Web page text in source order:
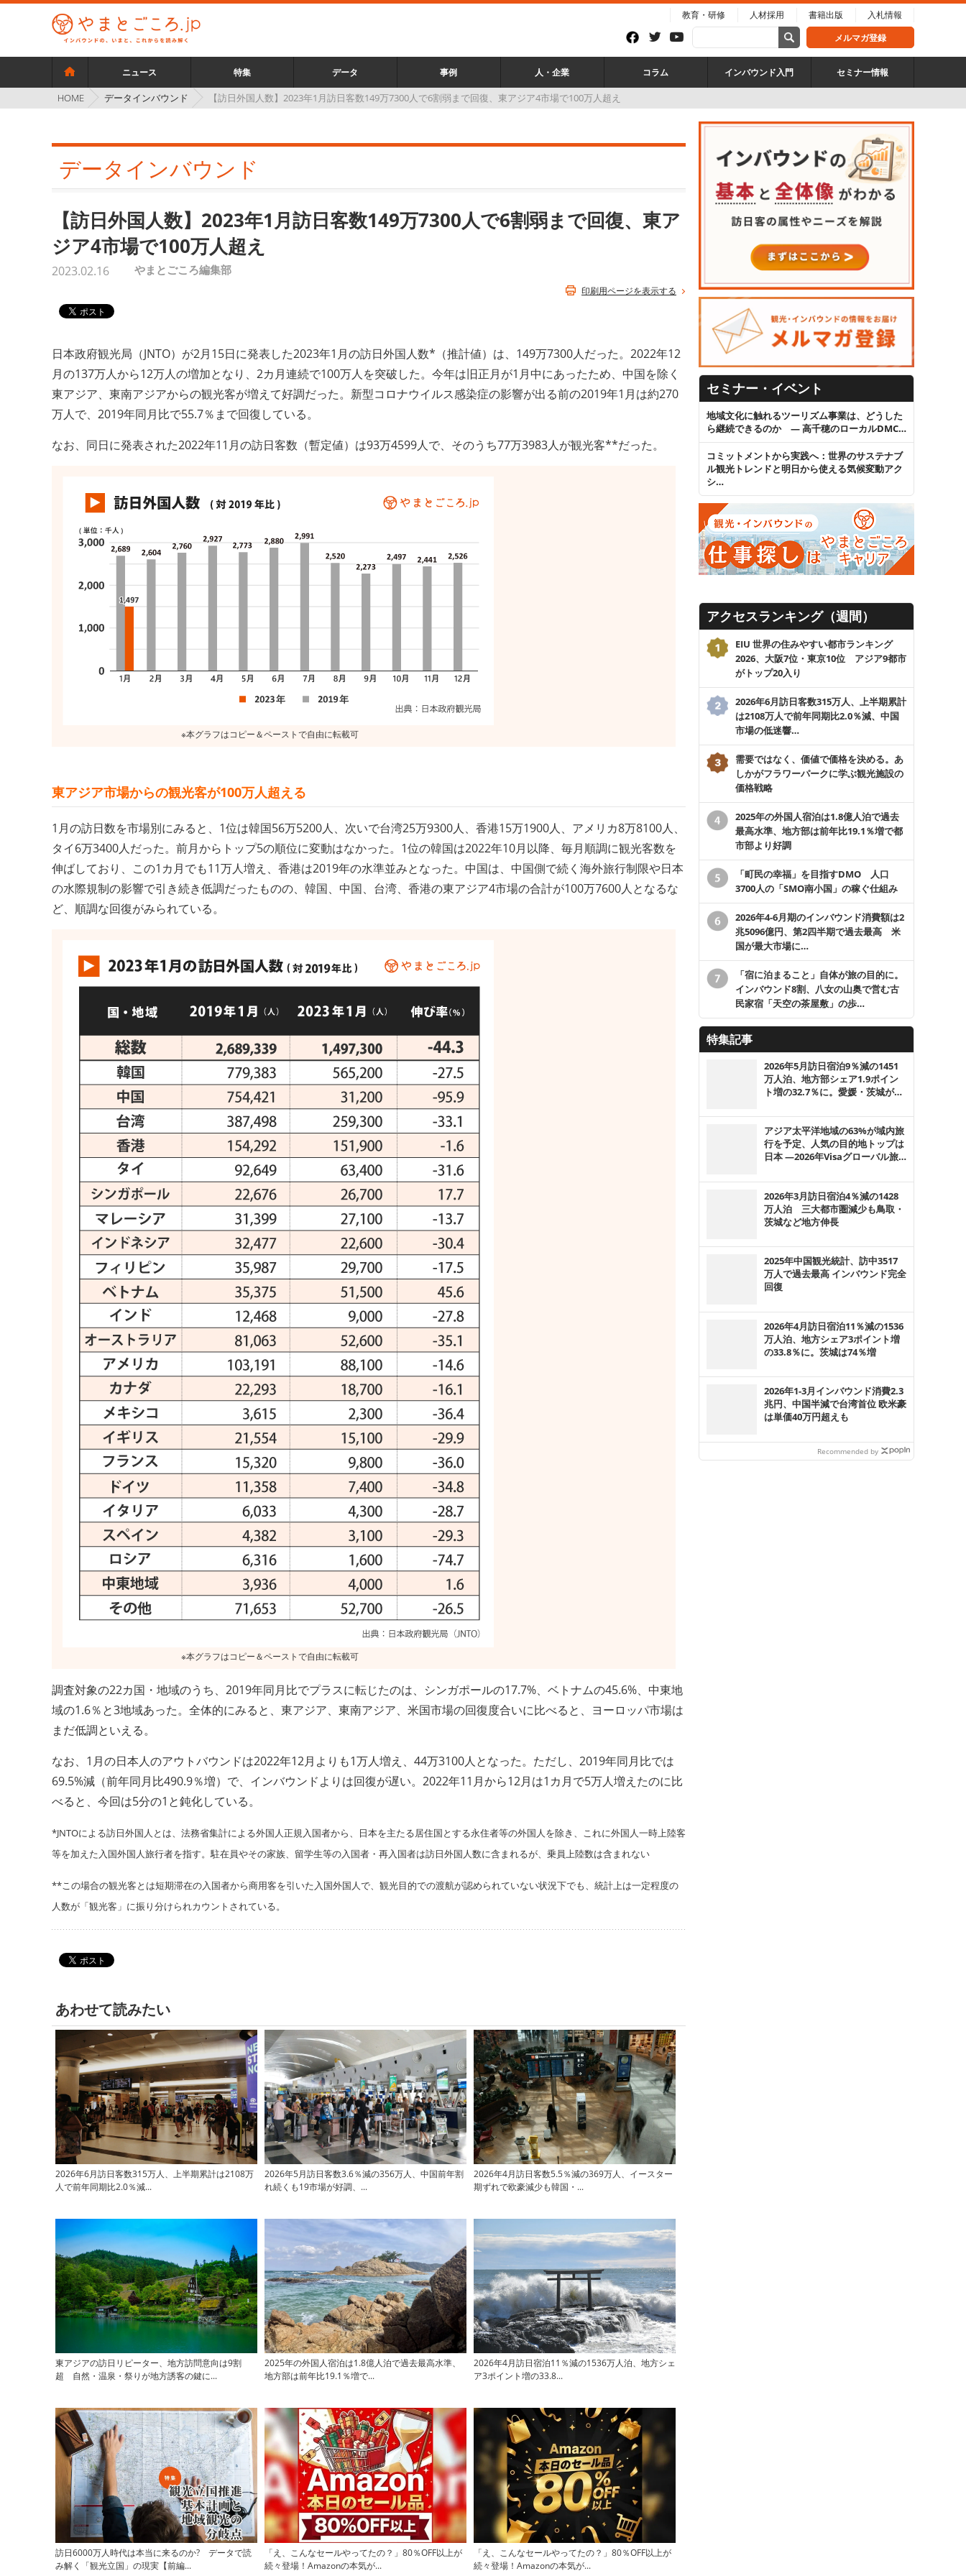
教育・研修 人材採用 書籍出版
入札情報
メルマガ登録
ニュース 特集 データ 事例 人・企業 コラム インバウンド入門 セミナー情報
HOME データインバウンド 【訪日外国人数】2023年1月訪日客数149万7300人で6割弱まで回復、東アジア4市場で100万人超え
データインバウンド
【訪日外国人数】2023年1月訪日客数149万7300人で6割弱まで回復、東ア
ジア4市場で100万人超え
2023.02.16 やまとごころ編集部
印刷用ページを表示する
日本政府観光局（JNTO）が2月15日に発表した2023年1月の訪日外国人数*（推計値）は、149万7300人だった。2022年12
月の137万人から12万人の増加となり、2カ月連続で100万人を突破した。今年は旧正月が1月中にあったため、中国を除く
東アジア、東南アジアからの観光客が増えて好調だった。新型コロナウイルス感染症の影響が出る前の2019年1月は約270
万人で、2019年同月比で55.7％まで回復している。
なお、同日に発表された2022年11月の訪日客数（暫定値）は93万4599人で、そのうち77万3983人が観光客**だった。
東アジア市場からの観光客が100万人超える
1月の訪日数を市場別にみると、1位は韓国56万5200人、次いで台湾25万9300人、香港15万1900人、アメリカ8万8100人、
タイ6万3400人だった。前月からトップ5の順位に変動はなかった。1位の韓国は2022年10月以降、毎月順調に観光客数を
伸ばしており、この1カ月でも11万人増え、香港は2019年の水準並みとなった。中国は、中国側で続く海外旅行制限や日本
の水際規制の影響で引き続き低調だったものの、韓国、中国、台湾、香港の東アジア4市場の合計が100万7600人となるな
ど、順調な回復がみられている。
調査対象の22カ国・地域のうち、2019年同月比でプラスに転じたのは、シンガポールの17.7%、ベトナムの45.6%、中東地
域の1.6％と3地域あった。全体的にみると、東アジア、東南アジア、米国市場の回復度合いに比べると、ヨーロッパ市場は
まだ低調といえる。
なお、1月の日本人のアウトバウンドは2022年12月よりも1万人増え、44万3100人となった。ただし、2019年同月比では
69.5%減（前年同月比490.9％増）で、インバウンドよりは回復が遅い。2022年11月から12月は1カ月で5万人増えたのに比
べると、今回は5分の1と鈍化している。
*JNTOによる訪日外国人とは、法務省集計による外国人正規入国者から、日本を主たる居住国とする永住者等の外国人を除き、これに外国人一時上陸客
等を加えた入国外国人旅行者を指す。駐在員やその家族、留学生等の入国者・再入国者は訪日外国人数に含まれるが、乗員上陸数は含まれない
**この場合の観光客とは短期滞在の入国者から商用客を引いた入国外国人で、観光目的での渡航が認められていない状況下でも、統計上は一定程度の
人数が「観光客」に振り分けられカウントされている。
あわせて読みたい
2026年6月訪日客数315万人、上半期累計は2108万
人で前年同期比2.0％減...
2026年5月訪日客数3.6％減の356万人、中国前年割
れ続くも19市場が好調、...
2026年4月訪日客数5.5％減の369万人、イースター
期ずれで欧豪減少も韓国・...
東アジアの訪日リピーター、地方訪問意向は9割
超 自然・温泉・祭りが地方誘客の鍵に...
2025年の外国人宿泊は1.8億人泊で過去最高水準、
地方部は前年比19.1％増で...
2026年4月訪日宿泊11％減の1536万人泊、地方シェ
ア3ポイント増の33.8...
訪日6000万人時代は本当に来るのか? データで読
み解く「観光立国」の現実【前編...
「え、こんなセールやってたの？」80％OFF以上が
続々登場！Amazonの本気が...
「え、こんなセールやってたの？」80％OFF以上が
続々登場！Amazonの本気が...
セミナー・イベント
地域文化に触れるツーリズム事業は、どうした
ら継続できるのか ― 高千穂のローカルDMC…
コミットメントから実践へ：世界のサステナブ
ル観光トレンドと明日から使える気候変動アク
シ…
アクセスランキング（週間）
EIU 世界の住みやすい都市ランキング
2026、大阪7位・東京10位 アジア9都市
がトップ20入り
2026年6月訪日客数315万人、上半期累計
は2108万人で前年同期比2.0％減、中国
市場の低迷響…
需要ではなく、価値で価格を決める。あ
しかがフラワーパークに学ぶ観光施設の
価格戦略
2025年の外国人宿泊は1.8億人泊で過去
最高水準、地方部は前年比19.1％増で都
市部より好調
「町民の幸福」を目指すDMO 人口
3700人の「SMO南小国」の稼ぐ仕組み
2026年4-6月期のインバウンド消費額は2
兆5096億円、第2四半期で過去最高 米
国が最大市場に…
「宿に泊まること」自体が旅の目的に。
インバウンド8割、八女の山奥で営む古
民家宿「天空の茶屋敷」の歩…
特集記事
2026年5月訪日宿泊9％減の1451
万人泊、地方部シェア1.9ポイン
ト増の32.7％に。愛媛・茨城が4
アジア太平洋地域の63%が域内旅
行を予定、人気の目的地トップは
日本 ―2026年Visaグローバル旅
2026年3月訪日宿泊4％減の1428
万人泊 三大都市圏減少も鳥取・
茨城など地方伸長
2025年中国観光統計、訪中3517
万人で過去最高 インバウンド完全
回復
2026年4月訪日宿泊11％減の1536
万人泊、地方シェア3ポイント増
の33.8％に。茨城は74％増
2026年1-3月インバウンド消費2.3
兆円、中国半減で台湾首位 欧米豪
は単価40万円超えも
Recommended by